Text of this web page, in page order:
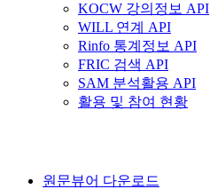
KOCW 강의정보 API
WILL 연계 API
Rinfo 통계정보 API
FRIC 검색 API
SAM 분석활용 API
활용 및 참여 현황
원문뷰어 다운로드